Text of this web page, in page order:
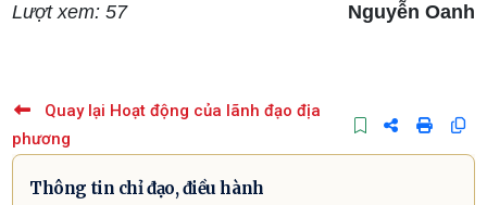
Lượt xem: 57 Nguyễn Oanh
Quay lại Hoạt động của lãnh đạo địa
phương
Thông tin chỉ đạo, điều hành